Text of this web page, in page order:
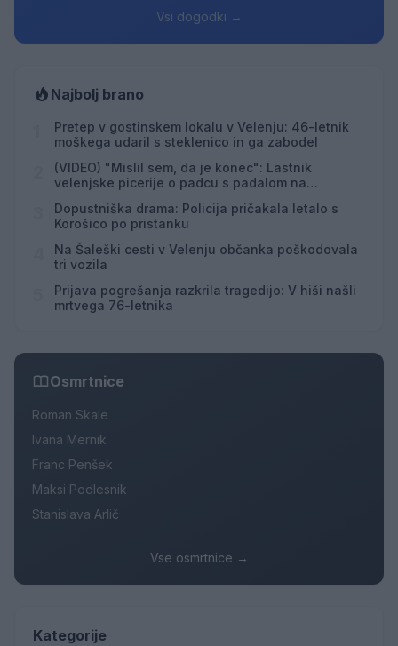
Vsi dogodki →
Najbolj brano
Pretep v gostinskem lokalu v Velenju: 46-letnik
moškega udaril s steklenico in ga zabodel
(VIDEO) "Mislil sem, da je konec": Lastnik
velenjske picerije o padcu s padalom na
Dopustniška drama: Policija pričakala letalo s
Korošico po pristanku
Na Šaleški cesti v Velenju občanka poškodovala
tri vozila
Prijava pogrešanja razkrila tragedijo: V hiši našli
mrtvega 76-letnika
Osmrtnice
Roman Skale
Ivana Mernik
Franc Penšek
Maksi Podlesnik
Stanislava Arlič
Vse osmrtnice →
Kategorije